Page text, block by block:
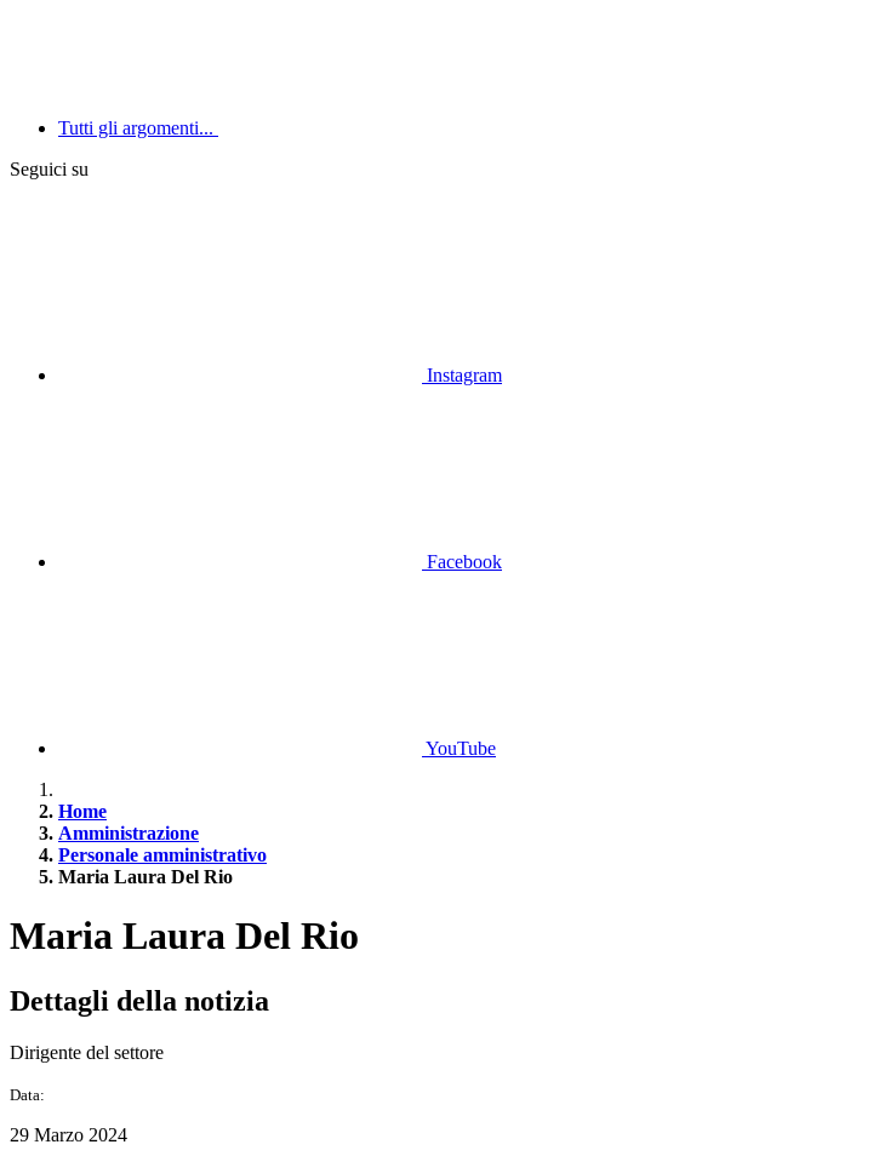
Tutti gli argomenti...
Seguici su
Instagram
Facebook
YouTube
Home
Amministrazione
Personale amministrativo
Maria Laura Del Rio
Maria Laura Del Rio
Dettagli della notizia
Dirigente del settore
Data:
29 Marzo 2024